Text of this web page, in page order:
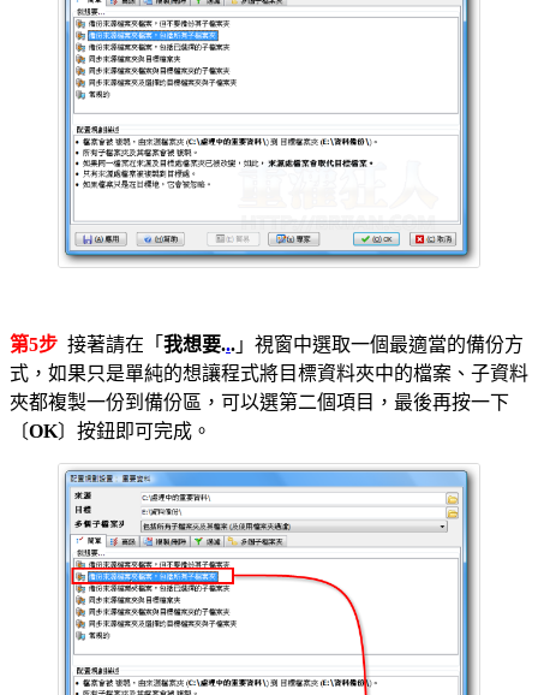
第5步 接著請在「 我想要... 」視窗中選取一個最適當的備份方
式，如果只是單純的想讓程式將目標資料夾中的檔案、子資料
夾都複製一份到備份區，可以選第二個項目，最後再按一下
〔OK〕按鈕即可完成。